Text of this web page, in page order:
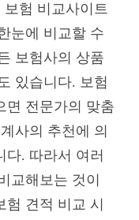
험 비교사이트
눈에 비교할 수
보험사의 상품
있습니다. 보험
면 전문가의 맞춤
사의 추천에 의
다. 따라서 여러
교해보는 것이
견적 비교 시